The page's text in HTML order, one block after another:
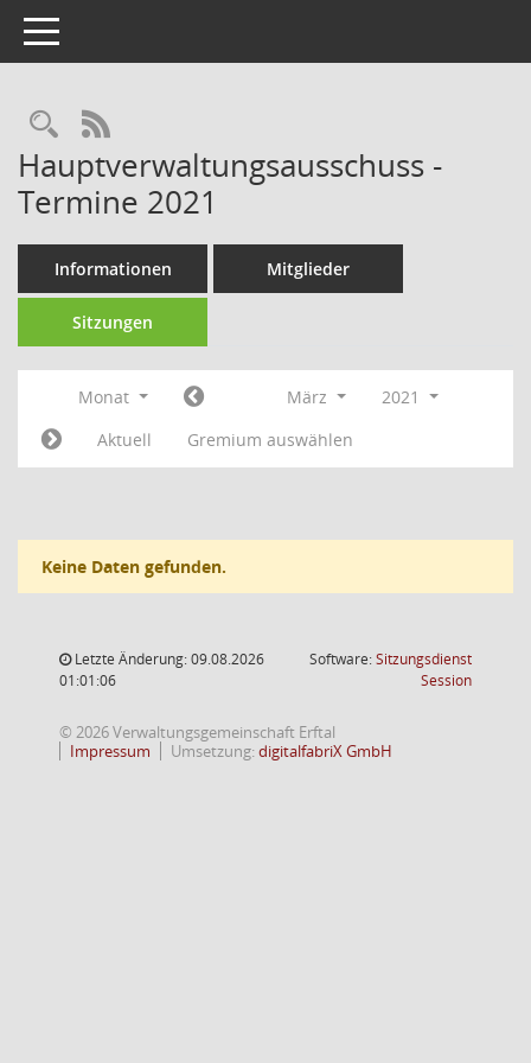
Toggle navigation
RSS-Feed
Hauptverwaltungsausschuss -
Termine 2021
Informationen Mitglieder
Sitzungen
Monat März
2021
Aktuell
Gremium auswählen
Keine Daten gefunden.
Letzte Änderung: 09.08.2026
01:01:06
Software:Sitzungsdienst
Session(Wird in
© 2026 Verwaltungsgemeinschaft Erftal
Impressum
Umsetzung:digitalfabriX GmbH